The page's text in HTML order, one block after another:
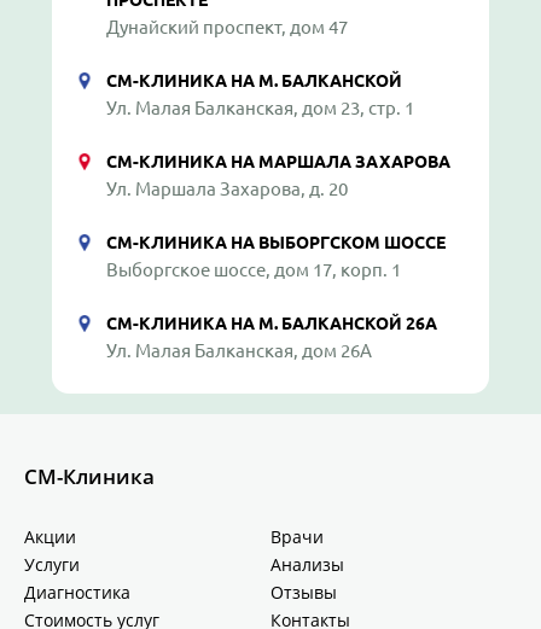
Дунайский проспект, дом 47
СМ-КЛИНИКА НА М. БАЛКАНСКОЙ
Ул. Малая Балканская, дом 23, стр. 1
СМ-КЛИНИКА НА МАРШАЛА ЗАХАРОВА
Ул. Маршала Захарова, д. 20
СМ-КЛИНИКА НА ВЫБОРГСКОМ ШОССЕ
Выборгское шоссе, дом 17, корп. 1
СМ-КЛИНИКА НА М. БАЛКАНСКОЙ 26А
Ул. Малая Балканская, дом 26А
СМ-Клиника
Акции
Врачи
Услуги
Анализы
Диагностика
Отзывы
Стоимость услуг
Контакты